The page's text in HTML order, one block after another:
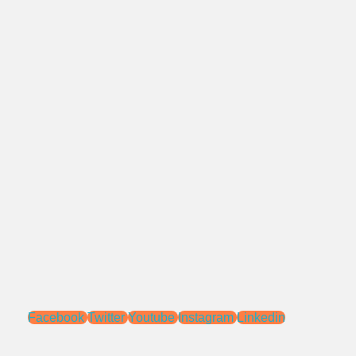
Facebook Twitter Youtube Instagram Linkedin